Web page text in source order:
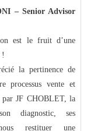
– Senior Advisor
est le fruit d’une
!
la pertinence de
processus vente et
par JF CHOBLET, la
diagnostic, ses
restituer une